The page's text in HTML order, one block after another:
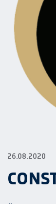
26.08.2020